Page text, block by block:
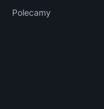
Polecamy